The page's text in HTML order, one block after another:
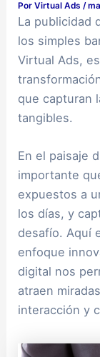
PorVirtual Ads/
La publicidad
los simples
Virtual Ads,
que capturan
tangibles.
En el paisaje
importante
expuestos a
los días, y
desafío. Aquí
enfoque
digital nos
atraen
interacción y